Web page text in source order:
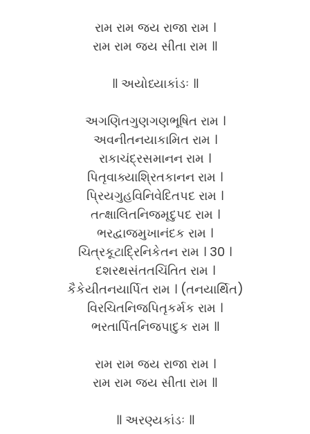
રામ રામ જય રાજા રામ ।
રામ રામ જય સીતા રામ ॥
॥ અયોધ્યાકાંડઃ ॥
અગણિતગુણગણભૂષિત રામ ।
અવનીતનયાકામિત રામ ।
રાકાચંદ્રસમાનન રામ ।
પિતૃવાક્યાશ્રિતકાનન રામ ।
પ્રિયગુહવિનિવેદિતપદ રામ ।
તત્ક્ષાલિતનિજમૃદુપદ રામ ।
ભરદ્વાજમુખાનંદક રામ ।
ચિત્રકૂટાદ્રિનિકેતન રામ । 30 ।
દશરથસંતતચિંતિત રામ ।
કૈકેયીતનયાર્પિત રામ । (તનયાર્થિત)
વિરચિતનિજપિતૃકર્મક રામ ।
ભરતાર્પિતનિજપાદુક રામ ॥
રામ રામ જય રાજા રામ ।
રામ રામ જય સીતા રામ ॥
॥ અરણ્યકાંડઃ ॥